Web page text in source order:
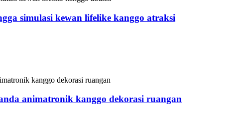
simulasi kewan lifelike kanggo atraksi
animatronik kanggo dekorasi ruangan